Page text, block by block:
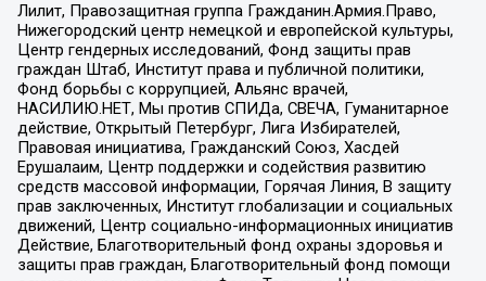
Лилит, Правозащитная группа Гражданин.Армия.Право,
Нижегородский центр немецкой и европейской культуры,
Центр гендерных исследований, Фонд защиты прав
граждан Штаб, Институт права и публичной политики,
Фонд борьбы с коррупцией, Альянс врачей,
НАСИЛИЮ.НЕТ, Мы против СПИДа, СВЕЧА, Гуманитарное
действие, Открытый Петербург, Лига Избирателей,
Правовая инициатива, Гражданский Союз, Хасдей
Ерушалаим, Центр поддержки и содействия развитию
средств массовой информации, Горячая Линия, В защиту
прав заключенных, Институт глобализации и социальных
движений, Центр социально-информационных инициатив
Действие, Благотворительный фонд охраны здоровья и
защиты прав граждан, Благотворительный фонд помощи